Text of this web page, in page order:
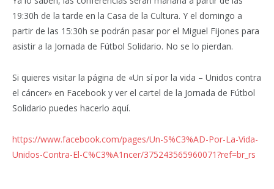
19:30h de la tarde en la Casa de la Cultura. Y el domingo a
partir de las 15:30h se podrán pasar por el Miguel Fijones para
asistir a la Jornada de Fútbol Solidario. No se lo pierdan.
Si quieres visitar la página de «Un sí por la vida – Unidos contra
el cáncer» en Facebook y ver el cartel de la Jornada de Fútbol
Solidario puedes hacerlo aquí.
https://www.facebook.com/pages/Un-S%C3%AD-Por-La-Vida-
Unidos-Contra-El-C%C3%A1ncer/375243565960071?ref=br_rs